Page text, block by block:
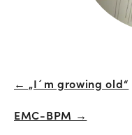
Beitrags-
Navigation
← „I´m growing old“
EMC-BPM →